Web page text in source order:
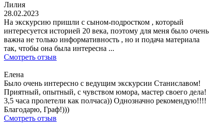
Лилия
28.02.2023
На экскурсию пришли с сыном-подростком , который
интересуется историей 20 века, поэтому для меня было очень
важна не только информативность , но и подача материала
так, чтобы она была интересна ...
Смотреть отзыв
Елена
Было очень интересно с ведущим экскурсии Станиславом!
Приятный, опытный, с чувством юмора, мастер своего дела!
3,5 часа пролетели как полчаса)) Однозначно рекомендую!!!!
Благодарю, Граф!)))
Смотреть отзыв